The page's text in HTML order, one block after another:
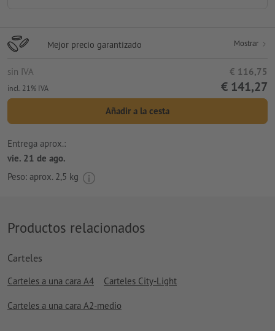
Mejor precio garantizado Mostrar
sin IVA € 116,75
incl. 21% IVA € 141,27
Añadir a la cesta
Entrega aprox.:
vie. 21 de ago.
Peso: aprox. 2,5 kg
Productos relacionados
Carteles
Carteles a una cara A4 Carteles City-Light
Carteles a una cara A2-medio